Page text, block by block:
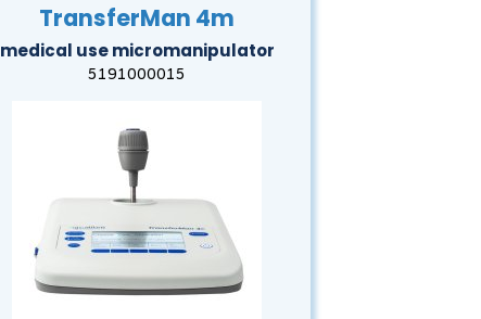
TransferMan 4m
medical use micromanipulator
5191000015